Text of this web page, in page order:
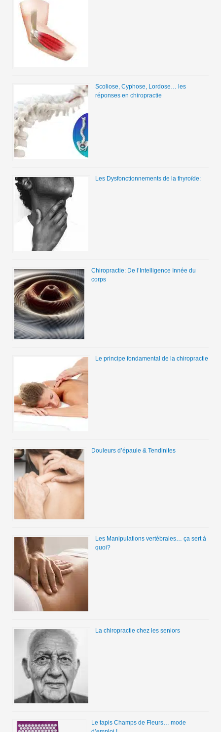
Scoliose, Cyphose, Lordose… les
réponses en chiropractie
Les Dysfonctionnements de la thyroïde:
Chiropractie: De l’Intelligence Innée du
corps
Le principe fondamental de la chiropractie
Douleurs d’épaule & Tendinites
Les Manipulations vertébrales… ça sert à
quoi?
La chiropractie chez les seniors
Le tapis Champs de Fleurs… mode